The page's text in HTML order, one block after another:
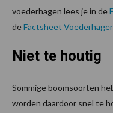
voederhagen lees je in de
deFactsheet
Niet te houtig
Sommige boomsoorten
worden daardoor snel te